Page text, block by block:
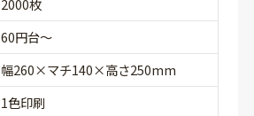
2000枚
60円台〜
幅260×マチ140×高さ250mm
1色印刷